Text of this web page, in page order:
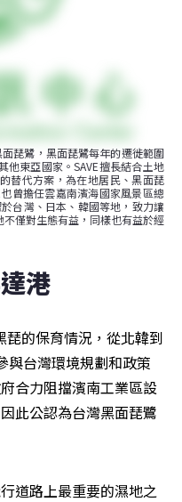
琵鷺，黑面琵鷺每年的遷徙範圍
他東亞國家。SAVE擅長結合土地
替代方案，為在地居民、黑面琵
曾擔任雲嘉南濱海國家風景區總
台灣、日本、韓國等地，致力讓
僅對生態有益，同樣也有益於經
港
琵的保育情況，從北韓到
與台灣環境規劃和政策
合力阻擋濱南工業區設
此公認為台灣黑面琵鷺
道路上最重要的濕地之